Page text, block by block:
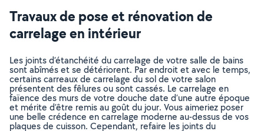
Travaux de pose et rénovation de
carrelage en intérieur
Les joints d’étanchéité du carrelage de votre salle de bains
sont abîmés et se détériorent. Par endroit et avec le temps,
certains carreaux de carrelage du sol de votre salon
présentent des fêlures ou sont cassés. Le carrelage en
faïence des murs de votre douche date d’une autre époque
et mérite d’être remis au goût du jour. Vous aimeriez poser
une belle crédence en carrelage moderne au-dessus de vos
plaques de cuisson. Cependant, refaire les joints du